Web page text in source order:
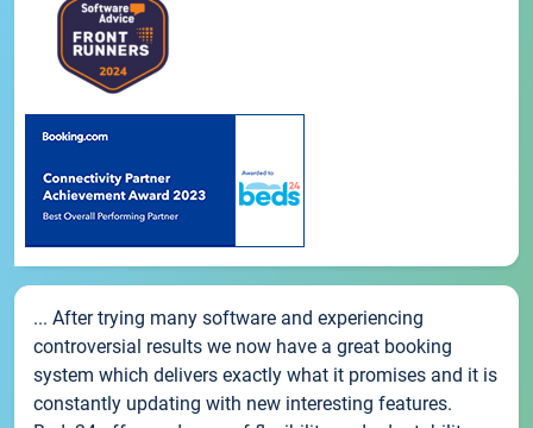
... After trying many software and experiencing
controversial results we now have a great booking
system which delivers exactly what it promises and it is
constantly updating with new interesting features.